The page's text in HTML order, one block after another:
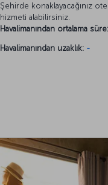
Şehirde konaklayacağınız
hizmeti alabilirsiniz.
Havalimanından ortalama süre:
Havalimanından uzaklık: -